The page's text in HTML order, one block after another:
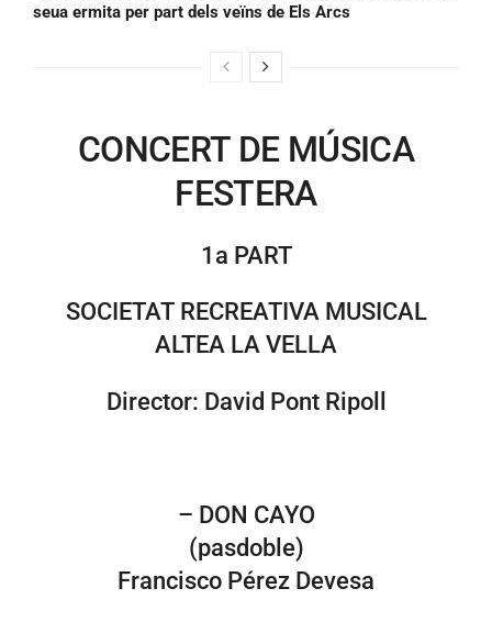
seua ermita per part dels veïns de Els Arcs
CONCERT DE MÚSICA
FESTERA
1a PART
SOCIETAT RECREATIVA MUSICAL
ALTEA LA VELLA
Director: David Pont Ripoll
– DON CAYO
(pasdoble)
Francisco Pérez Devesa